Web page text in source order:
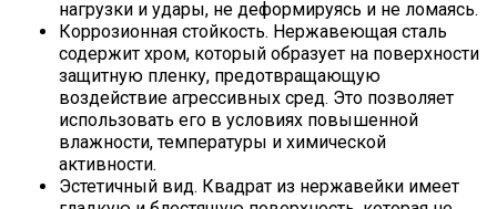
нагрузки и удары, не деформируясь и не ломаясь.
Коррозионная стойкость. Нержавеющая сталь
содержит хром, который образует на поверхности
защитную пленку, предотвращающую
воздействие агрессивных сред. Это позволяет
использовать его в условиях повышенной
влажности, температуры и химической
активности.
Эстетичный вид. Квадрат из нержавейки имеет